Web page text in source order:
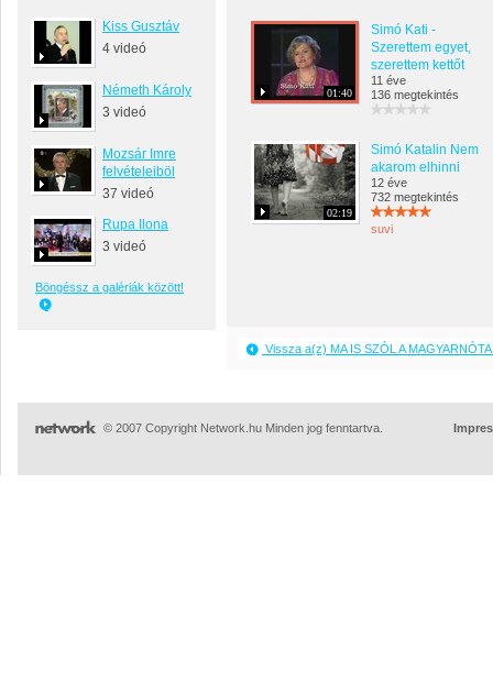
Kiss Gusztáv
4 videó
Németh Károly
3 videó
Mozsár Imre
felvételeiböl
37 videó
Rupa Ilona
3 videó
Böngéssz a galériák között!
01:40
Simó Kati -
Szerettem egyet,
szerettem kettőt
11 éve
136 megtekintés
02:19
Simó Katalin Nem
akarom elhinni
12 éve
732 megtekintés
suvi
Vissza a(z) MA IS SZÓL A
© 2007 Copyright Network.hu Minden jog fenntartva.